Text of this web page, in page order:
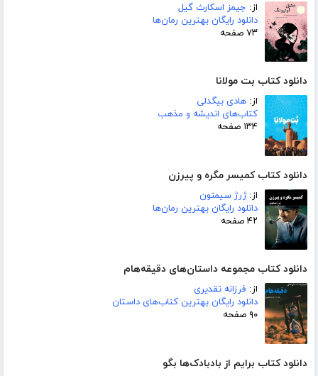
از: جیمز اسکارث گیل
دانلود رایگان بهترین رمان‌ها
۷۳ صفحه
دانلود کتاب بت مولانا
از: هادی بیگدلی
کتاب‌های اندیشه و مذهب
۱۳۴ صفحه
دانلود کتاب کمیسر مگره و پیرزن
از:ژرژ سیمنون
دانلود رایگان بهترین رمان‌ها
۴۲ صفحه
دانلود کتاب مجموعه داستان‌های دقیقه‌هام
از: فرزانه تقدیری
دانلود رایگان بهترین کتاب‌های داستان
۹۰ صفحه
دانلود کتاب برایم از بادبادک‌ها بگو